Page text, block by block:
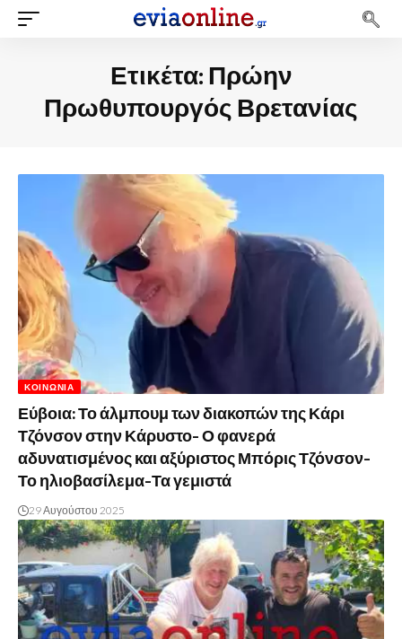
Ετικέτα: Πρώην
Πρωθυπουργός Βρετανίας
ΚΟΙΝΩΝΊΑ
Εύβοια: Το άλμπουμ των διακοπών της Κάρι
Τζόνσον στην Κάρυστο- Ο φανερά
αδυνατισμένος και αξύριστος Μπόρις Τζόνσον-
Το ηλιοβασίλεμα-Τα γεμιστά
29 Αυγούστου 2025